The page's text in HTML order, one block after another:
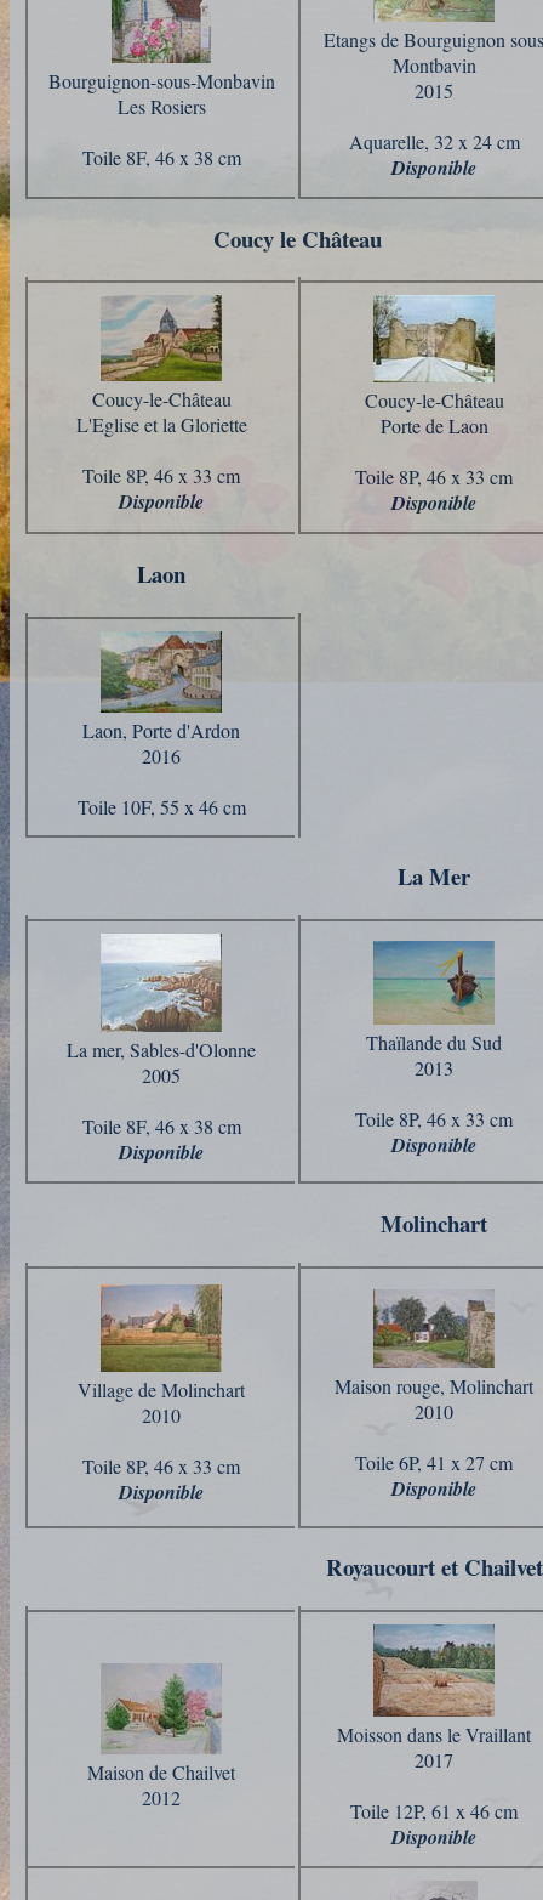
Bourguignon-sous-Monbavin
Les Rosiers
Toile 8F, 46 x 38 cm
Etangs de Bourguignon sous
Montbavin
2015
Aquarelle, 32 x 24 cm
Disponible
Coucy le Château
Coucy-le-Château
L'Eglise et la Gloriette
Toile 8P, 46 x 33 cm
Disponible
Coucy-le-Château
Porte de Laon
Toile 8P, 46 x 33 cm
Disponible
Laon
Laon, Porte d'Ardon
2016
Toile 10F, 55 x 46 cm
La Mer
La mer, Sables-d'Olonne
2005
Toile 8F, 46 x 38 cm
Disponible
Thaïlande du Sud
2013
Toile 8P, 46 x 33 cm
Disponible
Molinchart
Village de Molinchart
2010
Toile 8P, 46 x 33 cm
Disponible
Maison rouge, Molinchart
2010
Toile 6P, 41 x 27 cm
Disponible
Royaucourt et Chailvet
Maison de Chailvet
2012
Moisson dans le Vraillant
2017
Toile 12P, 61 x 46 cm
Disponible